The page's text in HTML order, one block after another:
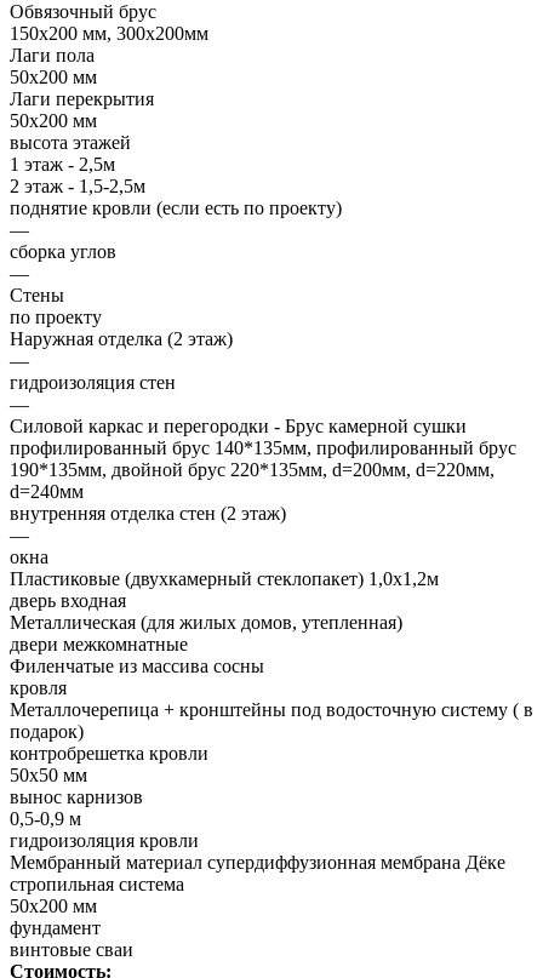
Обвязочный брус
150х200 мм, 300х200мм
Лаги пола
50х200 мм
Лаги перекрытия
50х200 мм
высота этажей
1 этаж - 2,5м
2 этаж - 1,5-2,5м
поднятие кровли (если есть по проекту)
—
сборка углов
—
Стены
по проекту
Наружная отделка (2 этаж)
—
гидроизоляция стен
—
Силовой каркас и перегородки - Брус камерной сушки
профилированный брус 140*135мм, профилированный брус
190*135мм, двойной брус 220*135мм, d=200мм, d=220мм,
d=240мм
внутренняя отделка стен (2 этаж)
—
окна
Пластиковые (двухкамерный стеклопакет) 1,0х1,2м
дверь входная
Металлическая (для жилых домов, утепленная)
двери межкомнатные
Филенчатые из массива сосны
кровля
Металлочерепица + кронштейны под водосточную систему ( в
подарок)
контробрешетка кровли
50х50 мм
вынос карнизов
0,5-0,9 м
гидроизоляция кровли
Мембранный материал супердиффузионная мембрана Дёке
стропильная система
50х200 мм
фундамент
винтовые сваи
Стоимость: